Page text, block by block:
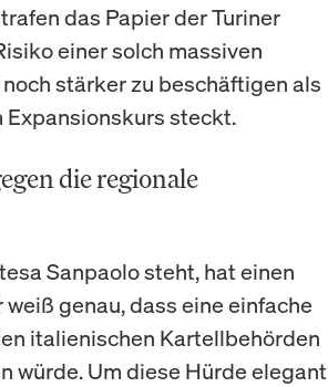
das Papier der Turiner
einer solch massiven
stärker zu beschäftigen als
steckt.
die regionale
Sanpaolo steht, hat einen
genau, dass eine einfache
italienischen Kartellbehörden
würde. Um diese Hürde elegant